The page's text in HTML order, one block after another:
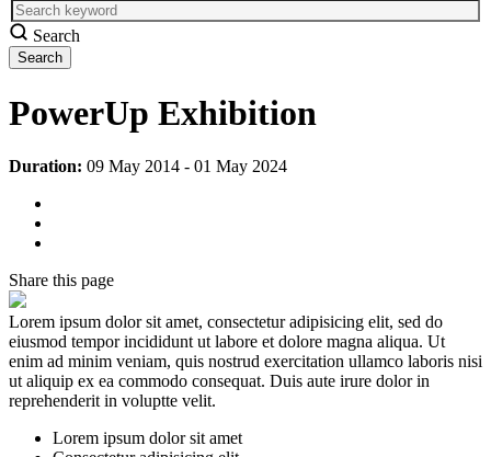
Search
PowerUp Exhibition
Duration: 09 May 2014 - 01 May 2024
Share this page
Lorem ipsum dolor sit amet, consectetur adipisicing elit, sed do
eiusmod tempor incididunt ut labore et dolore magna aliqua. Ut
enim ad minim veniam, quis nostrud exercitation ullamco laboris nisi
ut aliquip ex ea commodo consequat. Duis aute irure dolor in
reprehenderit in voluptte velit.
Lorem ipsum dolor sit amet